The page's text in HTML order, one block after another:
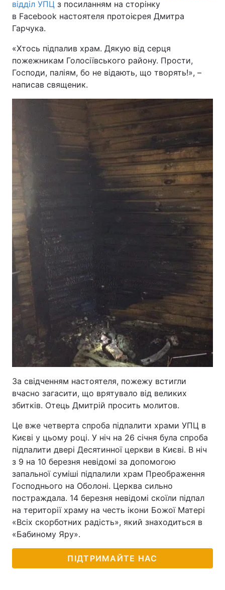
відділ УПЦ з посиланням на сторінку
в Facebook настоятеля протоієрея Дмитра
Гарчука.
«Хтось підпалив храм. Дякую від серця
пожежникам Голосіївського району. Прости,
Господи, паліям, бо не відають, що творять!», –
написав священик.
За свідченням настоятеля, пожежу встигли
вчасно загасити, що врятувало від великих
збитків. Отець Дмитрій просить молитов.
Це вже четверта спроба підпалити храми УПЦ в
Києві у цьому році. У ніч на 26 січня була спроба
підпалити двері Десятинної церкви в Києві. В ніч
з 9 на 10 березня невідомі за допомогою
запальної суміші підпалили храм Преображення
Господнього на Оболоні. Церква сильно
постраждала. 14 березня невідомі скоїли підпал
на території храму на честь ікони Божої Матері
«Всіх скорботних радість», який знаходиться в
«Бабиному Яру».
ПІДТРИМАЙТЕ НАС